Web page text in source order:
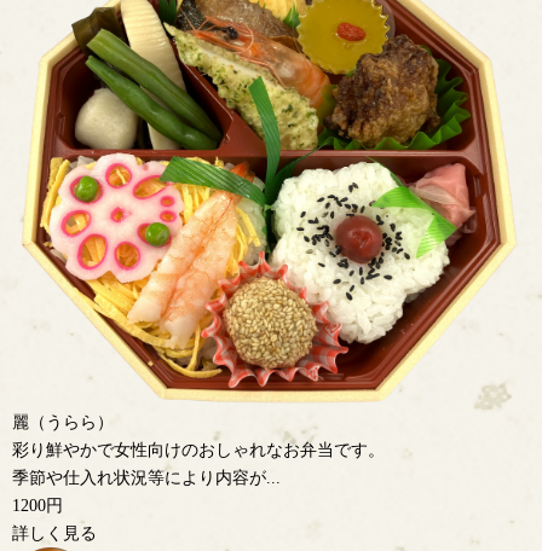
麗（うらら）
彩り鮮やかで女性向けのおしゃれなお弁当です。
季節や仕入れ状況等により内容が...
1200円
詳しく見る